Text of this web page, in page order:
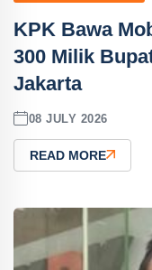
KPK Bawa
300 Milik
Jakarta
08 JULY 2026
READ MORE